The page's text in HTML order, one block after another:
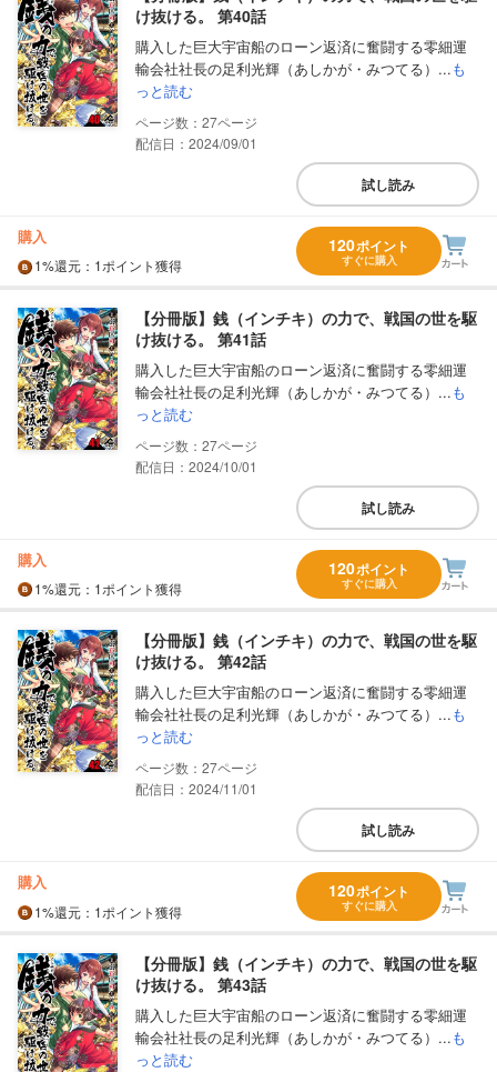
け抜ける。 第40話
購入した巨大宇宙船のローン返済に奮闘する零細運
輸会社社長の足利光輝（あしかが・みつてる）...も
っと読む
27
配信日：2024/09/01
試し読み
購入
1%還元 ：1ポイント獲得
120ポイント
すぐに購入
【分冊版】銭（インチキ）の力で、戦国の世を駆
け抜ける。 第41話
購入した巨大宇宙船のローン返済に奮闘する零細運
輸会社社長の足利光輝（あしかが・みつてる）...も
っと読む
27
配信日：2024/10/01
試し読み
購入
1%還元 ：1ポイント獲得
120ポイント
すぐに購入
【分冊版】銭（インチキ）の力で、戦国の世を駆
け抜ける。 第42話
購入した巨大宇宙船のローン返済に奮闘する零細運
輸会社社長の足利光輝（あしかが・みつてる）...も
っと読む
27
配信日：2024/11/01
試し読み
購入
1%還元 ：1ポイント獲得
120ポイント
すぐに購入
【分冊版】銭（インチキ）の力で、戦国の世を駆
け抜ける。 第43話
購入した巨大宇宙船のローン返済に奮闘する零細運
輸会社社長の足利光輝（あしかが・みつてる）...も
っと読む